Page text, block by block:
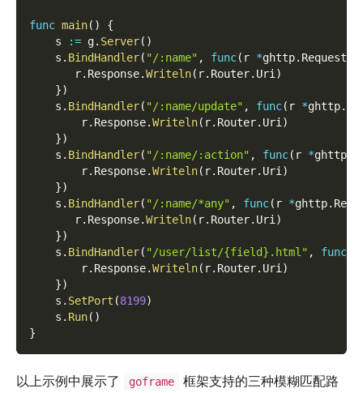
func main( )
{
    s
:= g. Server( )
    s
. BindHandler( "/:name" , func( r *ghttp. Request
       r
. Response.Writeln( r. Router. Uri )
})
    s
. BindHandler( "/:name/update" , func( r *ghttp.
        r
. Response.Writeln( r. Router. Uri )
})
    s
. BindHandler( "/:name/:action" , func( r *ghttp
        r
. Response.Writeln( r. Router. Uri )
})
    s
. BindHandler( "/:name/*any" , func( r *ghttp.
       r
. Response.Writeln( r. Router. Uri )
})
    s
. BindHandler( "/user/list/{field}.html" , func
        r
. Response.Writeln( r. Router. Uri )
})
    s
. SetPort (8199)
    s
. Run( )
}
以上示例中展示了 goframe
框架支持的三种模糊匹配路